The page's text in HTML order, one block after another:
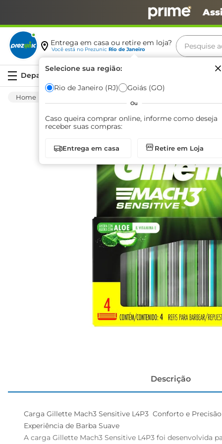
Entrega em casa ou retire em loja?
Você está no Prezunic Rio de Janeiro
Selecione sua região:
Rio de Janeiro (RJ) Goiás (GO)
Ou
Caso queira comprar online, informe como deseja
receber suas compras:
Entrega em casa Retire em Loja
Pesquise
Descrição
Carga Gillette Mach3 Sensitive L4P3  Conforto e
Experiência de Barba Suave
A carga Gillette Mach3 Sensitive L4P3 foi desenvolvida
Termos
café
azeite
biscoito
arroz
iogurte
papel
cerveja